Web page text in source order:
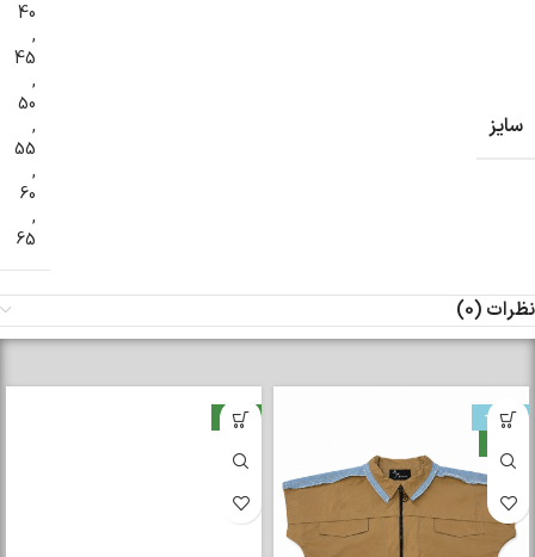
سایز
40
,
45
,
50
,
55
,
60
,
65
نظرات (0)
-33%
جدید